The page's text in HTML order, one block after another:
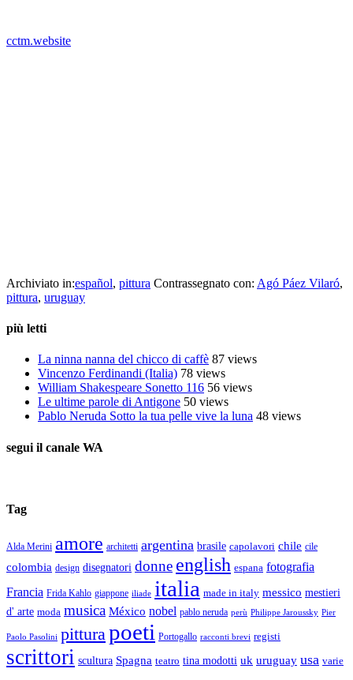
cctm.website
Archiviato in:español, pittura Contrassegnato con: Agó Páez Vilaró,
pittura, uruguay
più letti
La ninna nanna del chicco di caffè 87 views
Vincenzo Ferdinandi (Italia) 78 views
William Shakespeare Sonetto 116 56 views
Le ultime parole di Antigone 50 views
Pablo Neruda Sotto la tua pelle vive la luna 48 views
segui il canale WA
Tag
Alda Merini amore architetti argentina brasile capolavori chile cile
colombia design disegnatori donne english espana fotografia
Francia Frida Kahlo giappone iliade italia made in italy messico mestieri
d' arte moda musica México nobel pablo neruda perù Philippe Jaroussky Pier
Paolo Pasolini pitturapoeti Portogallo racconti brevi registi
scrittori scultura Spagna teatro tina modotti uk uruguay usa varie